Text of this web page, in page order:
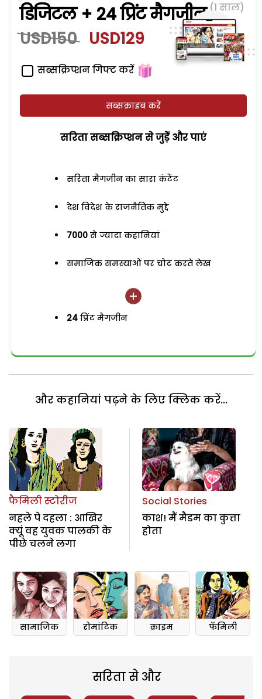
डिजिटल + 24 प्रिंट मैगजीन (1 साल)
USD150 USD129
सब्सक्रिप्शन गिफ्ट करें
सब्सक्राइब करें
सरिता सब्सक्रिप्शन से जुड़ेें और पाएं
सरिता मैगजीन का सारा कंटेंट
देश विदेश के राजनैतिक मुद्दे
7000 से ज्यादा कहानियां
समाजिक समस्याओं पर चोट करते लेख
24 प्रिंट मैगजीन
और कहानियां पढ़ने के लिए क्लिक करें...
फैमिली स्टोरीज
नहले पे दहला : आखिर
क्यूं वह युवक पालकी के
पीछे चलने लगा
Social Stories
काश! मैं मैडम का कुत्ता
होता
सामाजिक रोमांटिक क्राइम फॅमिली
सरिता से और